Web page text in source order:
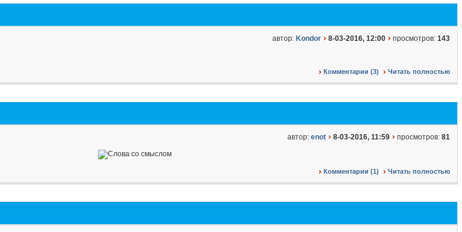
автор: Kondor 8-03-2016, 12:00 просмотров: 143
Комментарии (3) Читать полностью
автор: enot 8-03-2016, 11:59 просмотров: 81
Комментарии (1) Читать полностью